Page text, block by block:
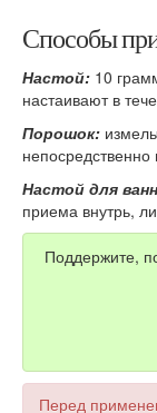
Способы
Настой: 10
настаивают в
Порошок:
непосредственно
Настой для
приема внутрь,
Поддержите,
Перед